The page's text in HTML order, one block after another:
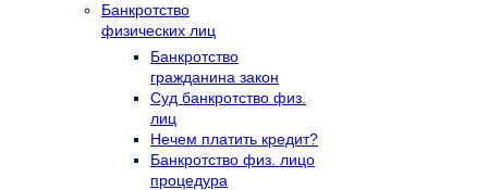
Банкротство
физических лиц
Банкротство
гражданина закон
Суд банкротство физ.
лиц
Нечем платить кредит?
Банкротство физ. лицо
процедура